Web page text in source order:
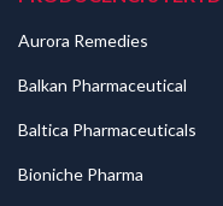
Aurora Remedies
Balkan Pharmaceutical
Baltica Pharmaceuticals
Bioniche Pharma